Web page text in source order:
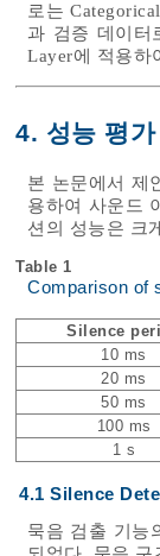
로는
과 검증 데이터
Layer에 적용하
4. 성능 평가
본 논문에서 제
용하여 사운드
션의 성능은 크
Table 1
Comparison of
Silence
10 ms
20 ms
50 ms
100 ms
1 s
4.1 Silence
묵음 검출 기능